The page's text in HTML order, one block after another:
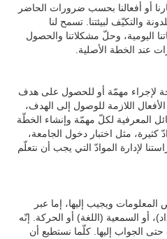
أو أفعالنا بحسب ضرورات الحاضر
والتكيّف لبيئتنا. تسمح لنا
اليومية، وحلّ مشكلاتنا والحصول
عند الخطة الأصلية.
لإجراء مهمّة أو للحصول على هدف
اللازمة للوصول إلى الهدف،
المعرفية لكلّ مهمّة وإنشاء الخطّة
مثل اختبار دخول الجامعة،
لإدارة الموادّ التي يجب أن نتعلّم
ويجيب إليها، إما عبر
أو السمعية (اللغة) أو الحركة. إنّه
الجواب إليها. كلّما نستطيع أن